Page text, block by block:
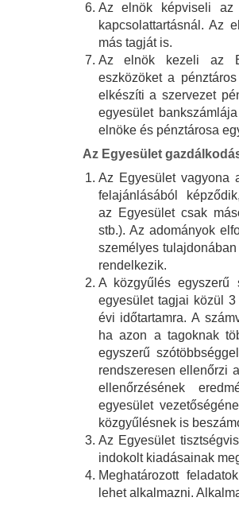
Az elnök képviseli az
kapcsolattartásnál. Az
más tagját is.
Az elnök kezeli az
eszközöket a
elkészíti a szervezet
egyesület
elnöke és pénztárosa
Az Egyesület
Az Egyesület vagyona
felajánlásából
az Egyesület csak
stb.). Az adományok
személyes
rendelkezik.
A közgyűlés egyszerű
egyesület tagjai közül
évi időtartamra. A
ha azon a tagoknak
egyszerű
rendszeresen ellenőrzi
ellenőrzésének
egyesület
közgyűlésnek is
Az Egyesület
indokolt kiadásainak
Meghatározott
lehet alkalmazni.